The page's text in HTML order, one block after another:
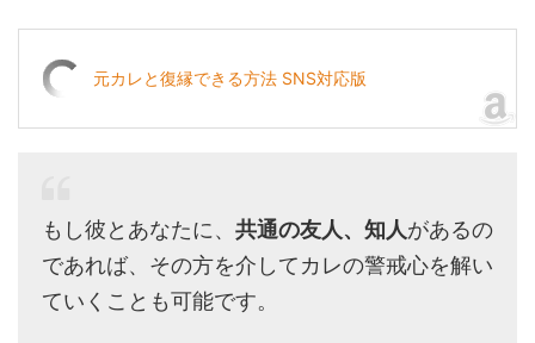
元カレと復縁できる方法 SNS対応版
もし彼とあなたに、 共通の友人、知人があるの
であれば、その方を介してカレの警戒心を解い
ていくことも可能です。